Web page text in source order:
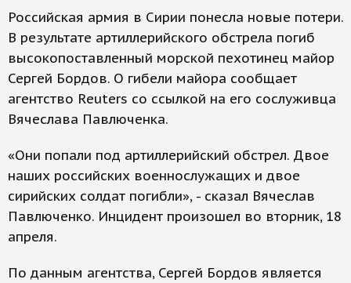
Российская армия в Сирии понесла новые потери.
В результате артиллерийского обстрела погиб
высокопоставленный морской пехотинец майор
Сергей Бордов. О гибели майора сообщает
агентство Reuters со ссылкой на его сослуживца
Вячеслава Павлюченка.
«Они попали под артиллерийский обстрел. Двое
наших российских военнослужащих и двое
сирийских солдат погибли», - сказал Вячеслав
Павлюченко. Инцидент произошел во вторник, 18
апреля.
По данным агентства, Сергей Бордов является